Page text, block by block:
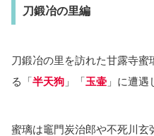
刀鍛冶の里編
刀鍛冶の里を訪れた甘露寺
る「半天狗 」「玉壷 」に遭遇
蜜璃は竈門炭治郎や不死川玄